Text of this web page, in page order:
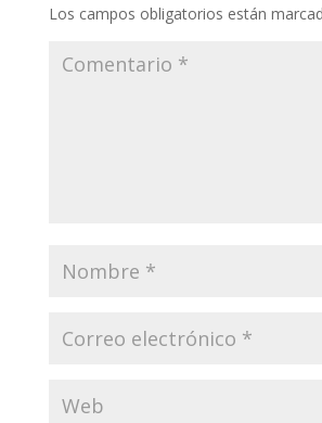
Los campos obligatorios están